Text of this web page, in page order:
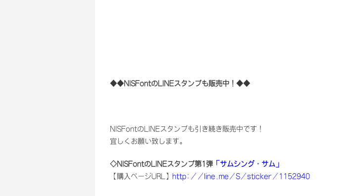
◆◆NISFontのLINEスタンプも販売中！◆◆
NISFontのLINEスタンプも引き続き販売中です！
宜しくお願い致します。
◇NISFontのLINEスタンプ第1弾 「サムシング・サム」
【購入ページURL】 http://line.me/S/sticker/1152940